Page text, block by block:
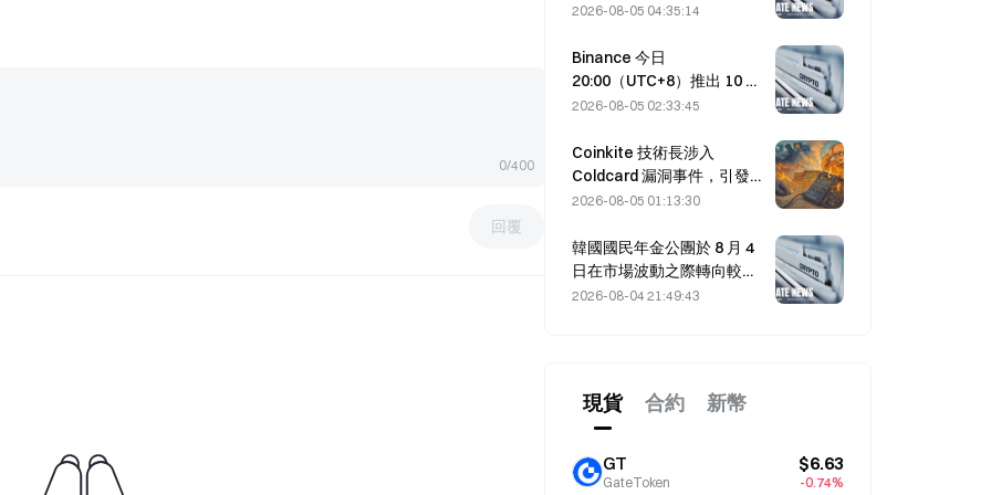
0/400
回覆
達成的荷莫茲海峽協議延
2026-08-05 04:35:14
Binance 今日
20:00（UTC+8）推出 10 個
bStocks 交易對，掛單手續
2026-08-05 02:33:45
Coinkite 技術長涉入
Coldcard 漏洞事件，引發四
波攻擊損失 1.14 億美元
2026-08-05 01:13:30
韓國國民年金公團於 8 月 4
日在市場波動之際轉向較穩
健的股票。
2026-08-04 21:49:43
現貨 合約 新幣
GT
GateToken
$6.63
-0.74%